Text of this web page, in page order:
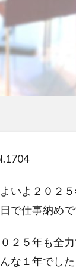
いよ２０２
で仕事納めで
２５年も全
な１年でした